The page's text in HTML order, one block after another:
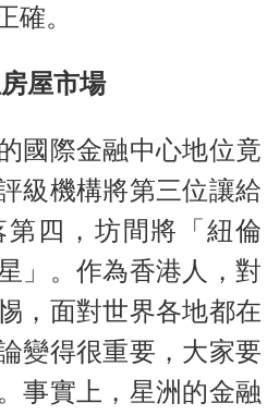
確。
屋市場
際金融中心地位竟
級機構將第三位讓給
四，坊間將「紐倫
」。作為香港人，對
，面對世界各地都在
變得很重要，大家要
事實上，星洲的金融